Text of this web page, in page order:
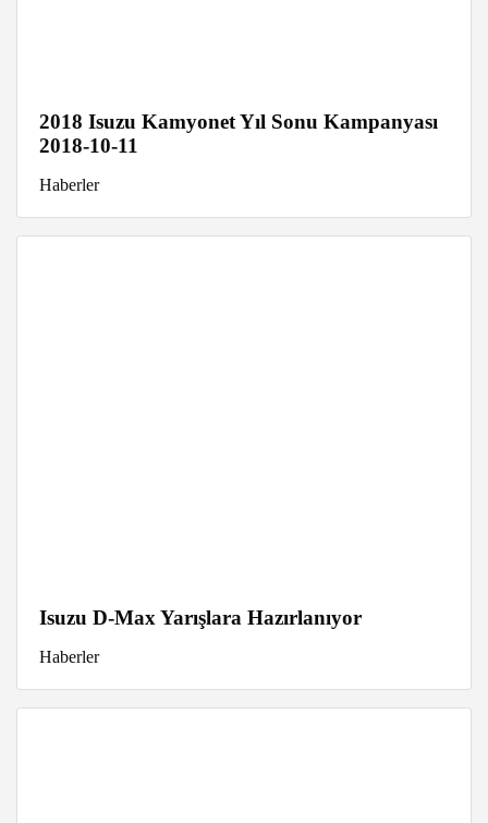
2018 Isuzu Kamyonet Yıl Sonu Kampanyası
2018-10-11
Haberler
Isuzu D-Max Yarışlara Hazırlanıyor
Haberler